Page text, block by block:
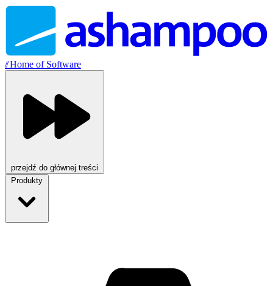
//Home of Software
przejdź do głównej treści
Produkty